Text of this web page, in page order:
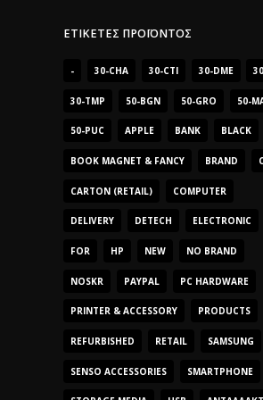
ΕΤΙΚΈΤΕΣ ΠΡΟΪΌΝΤΟΣ
- 30-CHA 30-CTI 30-DME
30-TMP 50-BGN 50-GRO 50-
50-PUC APPLE BANK BLACK
BOOK MAGNET & FANCY BRAND
CARTON (RETAIL) COMPUTER
DELIVERY DETECH ELECTRONIC
FOR HP NEW NO BRAND
NOSKR PAYPAL PC HARDWARE
PRINTER & ACCESSORY PRODUCTS
REFURBISHED RETAIL SAMSUNG
SENSO ACCESSORIES SMARTPHONE